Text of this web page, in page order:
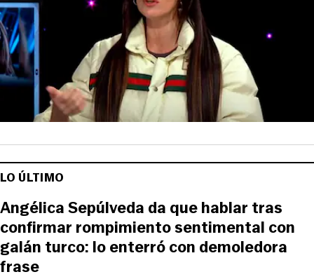
LO ÚLTIMO
Angélica Sepúlveda da que hablar tras
confirmar rompimiento sentimental con
galán turco: lo enterró con demoledora
frase